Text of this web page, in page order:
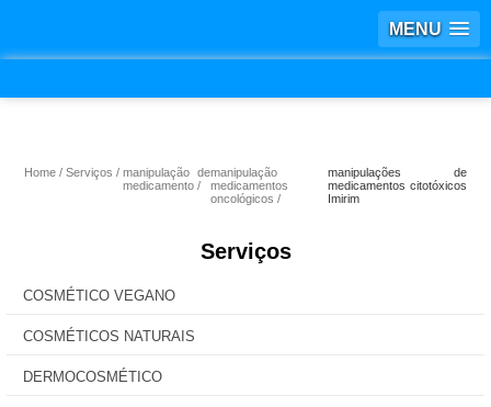
MENU
Home Serviços
manipulação de
medicamento
manipulação
medicamentos
oncológicos
manipulações de
medicamentos citotóxicos
Imirim
Serviços
COSMÉTICO VEGANO
COSMÉTICOS NATURAIS
DERMOCOSMÉTICO